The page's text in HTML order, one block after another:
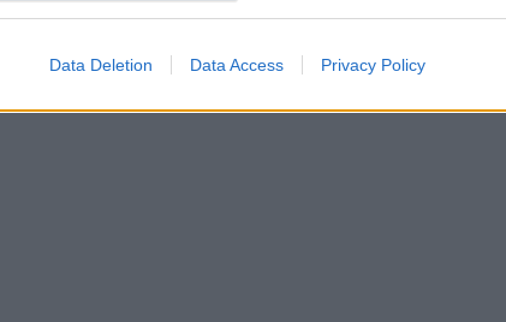
Data Deletion Data Access Privacy Policy